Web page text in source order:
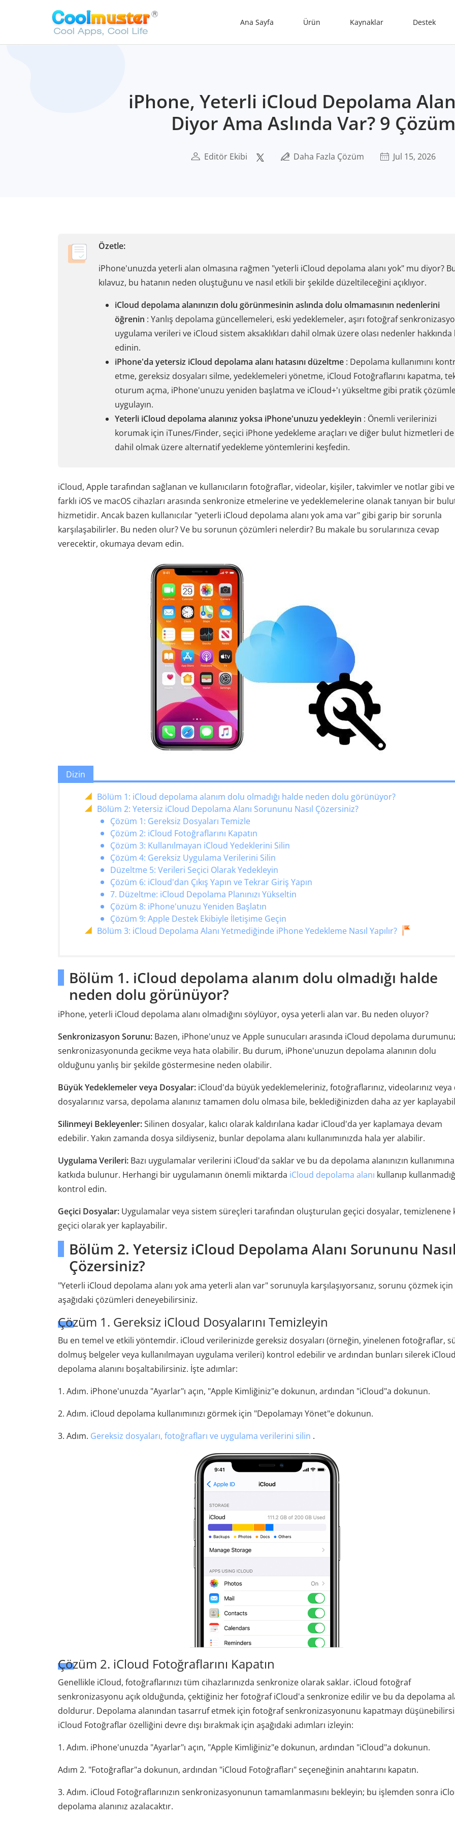
Ana Sayfa Ürün Kaynaklar Destek
iPhone, Yeterli iCloud Depolama
Diyor Ama Aslında Var? 9 Çözüm
Editör Ekibi Daha Fazla Çözüm Jul 15, 2026
Özetle:
iPhone'unuzda yeterli alan olmasına rağmen "yeterli iCloud depolama alanı yok" mu diyor?
kılavuz, bu hatanın neden oluştuğunu ve nasıl etkili bir şekilde düzeltileceğini açıklıyor.
iCloud depolama alanınızın dolu görünmesinin aslında dolu olmamasının nedenlerini
öğrenin : Yanlış depolama güncellemeleri, eski yedeklemeler, aşırı fotoğraf
uygulama verileri ve iCloud sistem aksaklıkları dahil olmak üzere olası nedenler hakkında
edinin.
iPhone'da yetersiz iCloud depolama alanı hatasını düzeltme : Depolama kullanımını
etme, gereksiz dosyaları silme, yedeklemeleri yönetme, iCloud Fotoğraflarını kapatma,
oturum açma, iPhone'unuzu yeniden başlatma ve iCloud+'ı yükseltme gibi pratik
uygulayın.
Yeterli iCloud depolama alanınız yoksa iPhone'unuzu yedekleyin : Önemli verilerinizi
korumak için iTunes/Finder, seçici iPhone yedekleme araçları ve diğer bulut hizmetleri de
dahil olmak üzere alternatif yedekleme yöntemlerini keşfedin.
iCloud, Apple tarafından sağlanan ve kullanıcıların fotoğraflar, videolar, kişiler, takvimler ve notlar gibi
farklı iOS ve macOS cihazları arasında senkronize etmelerine ve yedeklemelerine olanak tanıyan bir
hizmetidir. Ancak bazen kullanıcılar "yeterli iCloud depolama alanı yok ama var" gibi garip bir sorunla
karşılaşabilirler. Bu neden olur? Ve bu sorunun çözümleri nelerdir? Bu makale bu sorularınıza cevap
verecektir, okumaya devam edin.
Dizin
Bölüm 1: iCloud depolama alanım dolu olmadığı halde neden dolu görünüyor?
Bölüm 2: Yetersiz iCloud Depolama Alanı Sorununu Nasıl Çözersiniz?
Çözüm 1: Gereksiz Dosyaları Temizle
Çözüm 2: iCloud Fotoğraflarını Kapatın
Çözüm 3: Kullanılmayan iCloud Yedeklerini Silin
Çözüm 4: Gereksiz Uygulama Verilerini Silin
Düzeltme 5: Verileri Seçici Olarak Yedekleyin
Çözüm 6: iCloud'dan Çıkış Yapın ve Tekrar Giriş Yapın
7. Düzeltme: iCloud Depolama Planınızı Yükseltin
Çözüm 8: iPhone'unuzu Yeniden Başlatın
Çözüm 9: Apple Destek Ekibiyle İletişime Geçin
Bölüm 3: iCloud Depolama Alanı Yetmediğinde iPhone Yedekleme Nasıl Yapılır?
Bölüm 1. iCloud depolama alanım dolu olmadığı halde
neden dolu görünüyor?
iPhone, yeterli iCloud depolama alanı olmadığını söylüyor, oysa yeterli alan var. Bu neden oluyor?
Senkronizasyon Sorunu: Bazen, iPhone'unuz ve Apple sunucuları arasında iCloud depolama
senkronizasyonunda gecikme veya hata olabilir. Bu durum, iPhone'unuzun depolama alanının dolu
olduğunu yanlış bir şekilde göstermesine neden olabilir.
Büyük Yedeklemeler veya Dosyalar: iCloud'da büyük yedeklemeleriniz, fotoğraflarınız, videolarınız
dosyalarınız varsa, depolama alanınız tamamen dolu olmasa bile, beklediğinizden daha az yer
Silinmeyi Bekleyenler:Silinen dosyalar, kalıcı olarak kaldırılana kadar iCloud'da yer kaplamaya devam
edebilir. Yakın zamanda dosya sildiyseniz, bunlar depolama alanı kullanımınızda hala yer alabilir.
Uygulama Verileri: Bazı uygulamalar verilerini iCloud'da saklar ve bu da depolama alanınızın kullanımına
katkıda bulunur. Herhangi bir uygulamanın önemli miktarda iCloud depolama alanı kullanıp
kontrol edin.
Geçici Dosyalar: Uygulamalar veya sistem süreçleri tarafından oluşturulan geçici dosyalar, temizlenene
geçici olarak yer kaplayabilir.
Bölüm 2. Yetersiz iCloud Depolama Alanı Sorununu Nasıl
Çözersiniz?
"Yeterli iCloud depolama alanı yok ama yeterli alan var" sorunuyla karşılaşıyorsanız, sorunu çözmek için
aşağıdaki çözümleri deneyebilirsiniz.
Çözüm 1. Gereksiz iCloud Dosyalarını Temizleyin
Bu en temel ve etkili yöntemdir. iCloud verilerinizde gereksiz dosyaları (örneğin, yinelenen fotoğraflar,
dolmuş belgeler veya kullanılmayan uygulama verileri) kontrol edebilir ve ardından bunları silerek iCloud
depolama alanını boşaltabilirsiniz. İşte adımlar:
1. Adım. iPhone'unuzda "Ayarlar"ı açın, "Apple Kimliğiniz"e dokunun, ardından "iCloud"a dokunun.
2. Adım. iCloud depolama kullanımınızı görmek için "Depolamayı Yönet"e dokunun.
3. Adım. Gereksiz dosyaları, fotoğrafları ve uygulama verilerini silin .
Çözüm 2. iCloud Fotoğraflarını Kapatın
Genellikle iCloud, fotoğraflarınızı tüm cihazlarınızda senkronize olarak saklar. iCloud fotoğraf
senkronizasyonu açık olduğunda, çektiğiniz her fotoğraf iCloud'a senkronize edilir ve bu da depolama
doldurur. Depolama alanından tasarruf etmek için fotoğraf senkronizasyonunu kapatmayı
iCloud Fotoğraflar özelliğini devre dışı bırakmak için aşağıdaki adımları izleyin:
1. Adım. iPhone'unuzda "Ayarlar"ı açın, "Apple Kimliğiniz"e dokunun, ardından "iCloud"a dokunun.
Adım 2. "Fotoğraflar"a dokunun, ardından "iCloud Fotoğrafları" seçeneğinin anahtarını kapatın.
3. Adım. iCloud Fotoğraflarınızın senkronizasyonunun tamamlanmasını bekleyin; bu işlemden sonra
depolama alanınız azalacaktır.